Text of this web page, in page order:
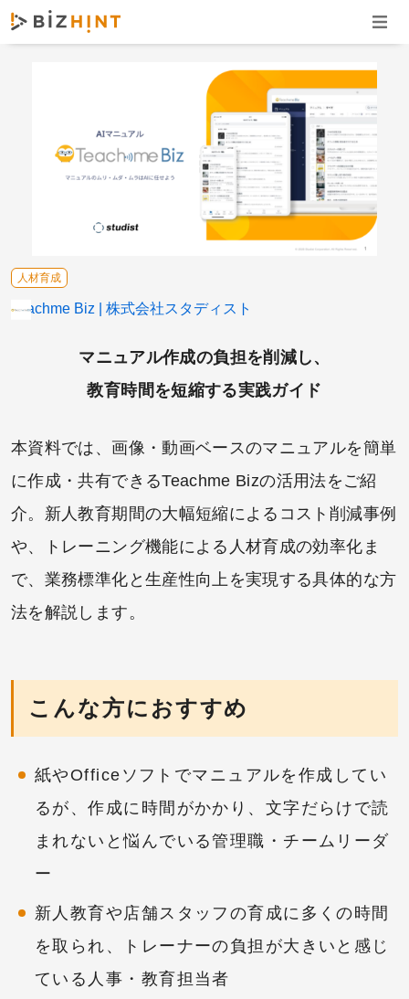
ナビ
マニュアル作成の負担を削減し、
教育時間を短縮する実践ガイド
本資料では、画像・動画ベースのマニュアルを簡単
に作成・共有できるTeachme Bizの活用法をご紹
介。新人教育期間の大幅短縮によるコスト削減事例
や、トレーニング機能による人材育成の効率化ま
で、業務標準化と生産性向上を実現する具体的な方
法を解説します。
こんな方におすすめ
紙やOfficeソフトでマニュアルを作成してい
るが、作成に時間がかかり、文字だらけで読
まれないと悩んでいる管理職・チームリーダ
ー
新人教育や店舗スタッフの育成に多くの時間
を取られ、トレーナーの負担が大きいと感じ
ている人事・教育担当者
人材育成
Teachme Biz 株式会社スタディスト